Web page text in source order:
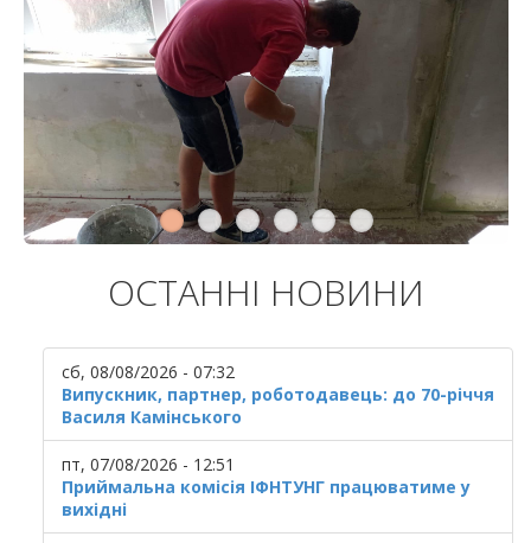
ОСТАННІ НОВИНИ
сб, 08/08/2026 - 07:32
Випускник, партнер, роботодавець: до 70-річчя
Василя Камінського
пт, 07/08/2026 - 12:51
Приймальна комісія ІФНТУНГ працюватиме у
вихідні